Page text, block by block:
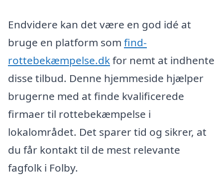
Endvidere kan det være en god idé at
bruge en platform som find-
rottebekæmpelse.dkfor nemt at indhente
disse tilbud. Denne hjemmeside hjælper
brugerne med at finde kvalificerede
firmaer til rottebekæmpelse i
lokalområdet. Det sparer tid og sikrer, at
du får kontakt til de mest relevante
fagfolk i Folby.